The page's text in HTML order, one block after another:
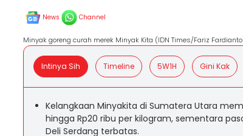
News Channel
Minyak goreng curah merek Minyak Kita (IDN Times/Fariz
Intinya Sih Timeline 5W1H Gini Kak
Kelangkaan Minyakita di Sumatera Utara
hingga Rp20 ribu per kilogram, sementara
Deli Serdang terbatas.